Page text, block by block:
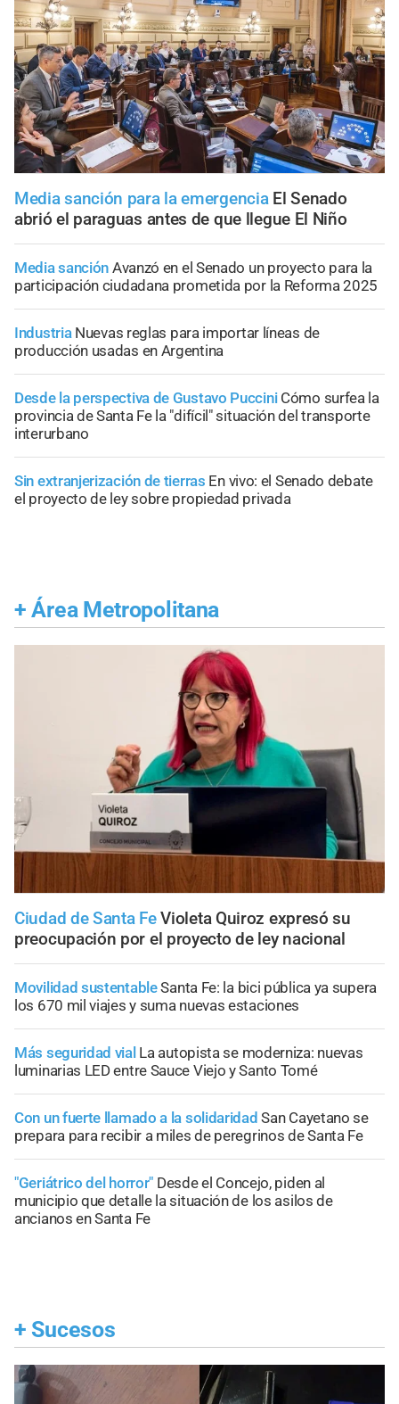
Media sanción para la emergencia El Senado
abrió el paraguas antes de que llegue El Niño
Media sanción Avanzó en el Senado un proyecto para la
participación ciudadana prometida por la Reforma 2025
Industria Nuevas reglas para importar líneas de
producción usadas en Argentina
Desde la perspectiva de Gustavo Puccini Cómo surfea la
provincia de Santa Fe la "difícil" situación del transporte
interurbano
Sin extranjerización de tierras En vivo: el Senado debate
el proyecto de ley sobre propiedad privada
+ Área Metropolitana
Ciudad de Santa Fe Violeta Quiroz expresó su
preocupación por el proyecto de ley nacional
Movilidad sustentableSanta Fe: la bici pública ya supera
los 670 mil viajes y suma nuevas estaciones
Más seguridad vial La autopista se moderniza: nuevas
luminarias LED entre Sauce Viejo y Santo Tomé
Con un fuerte llamado a la solidaridad San Cayetano se
prepara para recibir a miles de peregrinos de Santa Fe
"Geriátrico del horror" Desde el Concejo, piden al
municipio que detalle la situación de los asilos de
ancianos en Santa Fe
+ Sucesos